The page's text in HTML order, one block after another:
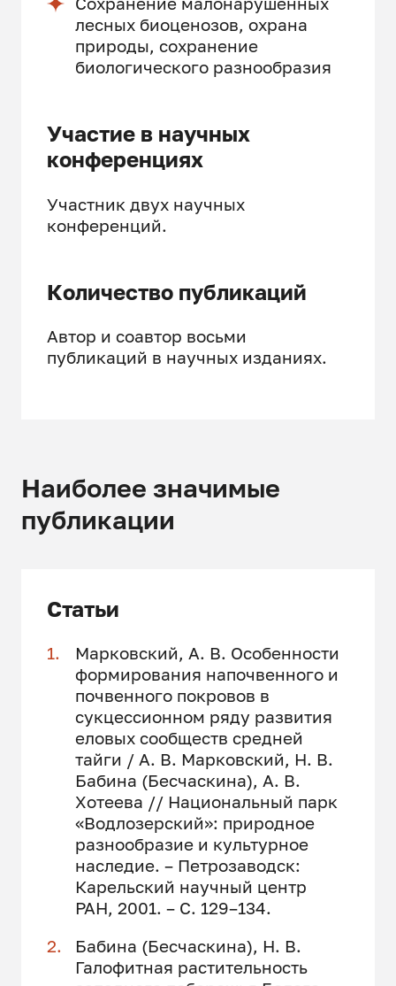
лесных биоценозов, охрана
природы, сохранение
биологического разнообразия
Участие в научных
конференциях
Участник двух научных
конференций.
Количество публикаций
Автор и соавтор восьми
публикаций в научных изданиях.
Наиболее значимые
публикации
Статьи
Марковский, А. В. Особенности
формирования напочвенного и
почвенного покровов в
сукцессионном ряду развития
еловых сообществ средней
тайги / А. В. Марковский, Н. В.
Бабина (Бесчаскина), А. В.
Хотеева // Национальный парк
«Водлозерский»: природное
разнообразие и культурное
наследие. – Петрозаводск:
Карельский научный центр
РАН, 2001. – С. 129–134.
Бабина (Бесчаскина), Н. В.
Галофитная растительность